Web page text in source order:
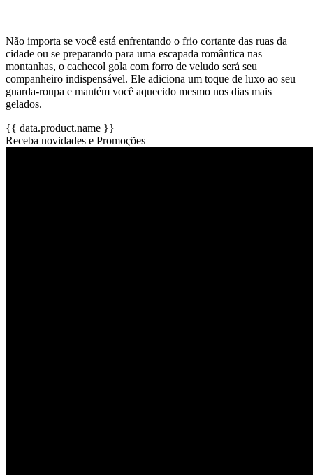
Não importa se você está enfrentando o frio cortante das ruas da
cidade ou se preparando para uma escapada romântica nas
montanhas, o cachecol gola com forro de veludo será seu
companheiro indispensável. Ele adiciona um toque de luxo ao seu
guarda-roupa e mantém você aquecido mesmo nos dias mais
gelados.
{{ data.product.name }}
Receba novidades e Promoções